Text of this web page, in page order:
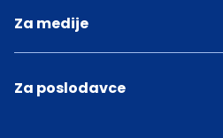
Za medije
Za poslodavce